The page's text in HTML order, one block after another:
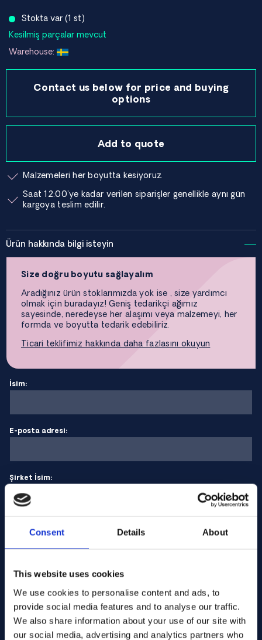
Consent Details About
This website uses cookies
We use cookies to personalise content and ads, to
provide social media features and to analyse our traffic.
We also share information about your use of our site with
our social media, advertising and analytics partners who
Stokta var (1 st)
Kesilmiş parçalar mevcut
Warehouse:
Contact us below for price and buying
options
Add to quote
Malzemeleri her boyutta kesiyoruz.
Saat 12:00'ye kadar verilen siparişler genellikle aynı gün
kargoya teslim edilir.
Ürün hakkında bilgi isteyin
Size doğru boyutu sağlayalım
Aradığınız ürün stoklarımızda yok ise , size yardımcı
olmak için buradayız! Geniş tedarikçi ağımız
sayesinde, neredeyse her alaşımı veya malzemeyi, her
formda ve boyutta tedarik edebiliriz.
Ticari teklifimiz hakkında daha fazlasını okuyun
İsim:
E-posta adresi:
Şirket İsim:
Mesajınız